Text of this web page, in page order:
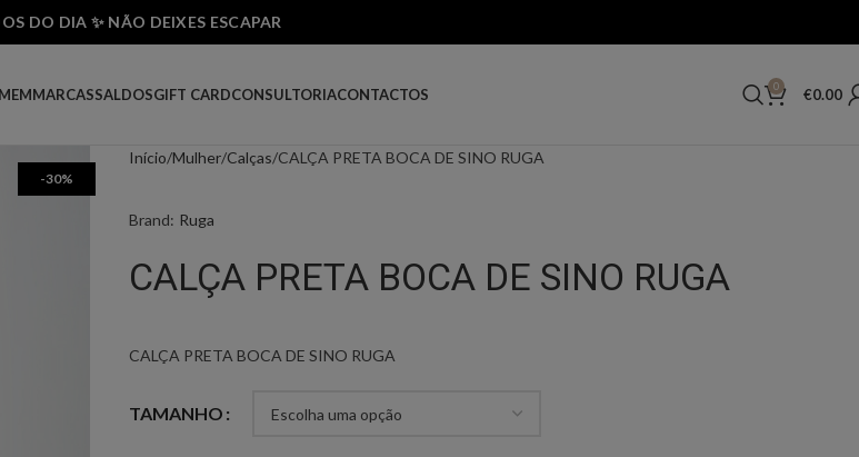
DO DIA ✨ NÃO DEIXES ESCAPAR
MARCASSALDOSGIFT CARDCONSULTORIACONTACTOS 0 €0.00
-30%
Início Mulher Calças CALÇA PRETA BOCA DE SINO RUGA
Brand: Ruga
CALÇA PRETA BOCA DE SINO RUGA
CALÇA PRETA BOCA DE SINO RUGA
TAMANHO